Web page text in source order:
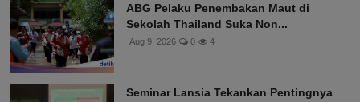
ABG Pelaku Penembakan Maut di
Sekolah Thailand Suka Non...
Aug 9, 2026 0 4
Seminar Lansia Tekankan Pentingnya